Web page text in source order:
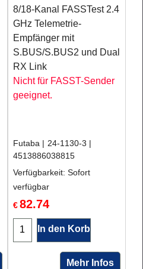
8/18-Kanal FASSTest 2.4
GHz Telemetrie-
Empfänger mit
S.BUS/S.BUS2 und Dual
RX Link
Nicht für FASST-Sender
geeignet.
€82.74
Futaba
24-1130-3
4513886038815
Verfügbarkeit: Sofort
verfügbar
In den Korb
Mehr Infos